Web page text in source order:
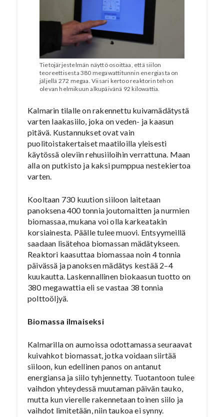
Tietojärjestelmän näyttö osoittaa, että siilon
teoreettisesta 380 megawattitunnin energiasta on
jäljellä 272 megaa. Viisari kertoo reaktorin tehon
olevan helmikuun alkupäivänä 92 kilowattia.
Kalmarin tilalle on rakennettu kuivamädätystä
varten laakasiilo, joka on veden- ja kaasun
pitävä. Kustannukset ovat vain
puolitoistakertaiset maatiloilla yleisesti
käytössä oleviin rehusiiloihin verrattuna. Maan
alla on putkisto ja kaksi pumppua nestekiertoa
varten.
Kooltaan 730 kuution siiloon laitetaan
panoksena 400 tonnia joutomaitten ja nurmien
biomassaa, mukana voi olla karkeatakin
korsiainesta. Päälle tulee muovi. Entsyymeillä
saadaan lisätehoa biomassan mädätykseen.
Reaktori kaasuttaa biomassaa noin 4 tonnia
päivässä ja panoksen mädätys kestää 2–4
kuukautta. Laskennallinen biokaasun tuotto on
380 megawattia eli se vastaa 38 tonnia
polttoöljyä.
Biomassa ilmaiseksi
Kalmarilla on aumoissa odottamassa seuraavat
kuivahkot biomassat, jotka voidaan siirtää
siiloon, kun edellinen panos on antanut
energiansa ja siilo tyhjennetty. Tuotantoon tulee
vaihdon yhteydessä muutaman päivän tauko,
mutta kun vierelle rakennetaan toinen siilo ja
vaihdot limitetään, niin taukoa ei synny.